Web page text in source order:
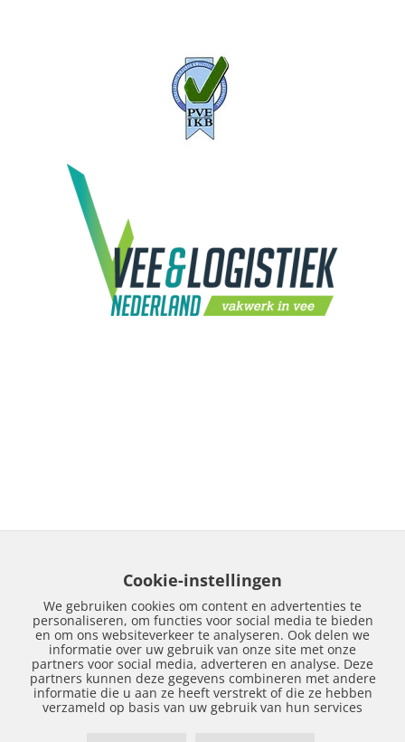
Cookie-instellingen
We gebruiken cookies om content en advertenties te
personaliseren, om functies voor social media te bieden
en om ons websiteverkeer te analyseren. Ook delen we
informatie over uw gebruik van onze site met onze
partners voor social media, adverteren en analyse. Deze
partners kunnen deze gegevens combineren met andere
informatie die u aan ze heeft verstrekt of die ze hebben
verzameld op basis van uw gebruik van hun services